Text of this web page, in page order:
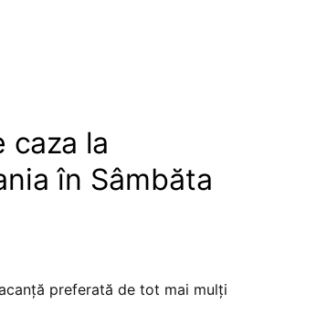
caza la
în Sâmbăta
preferată de tot mai mulți